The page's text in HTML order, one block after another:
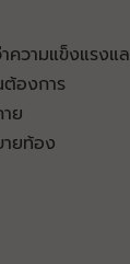
วามแข็งแรง
องการ
ย
ายท้อง